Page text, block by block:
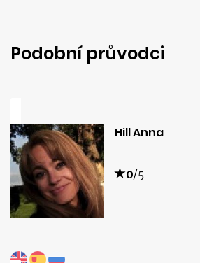
Podobní průvodci
Hill Anna
0/5